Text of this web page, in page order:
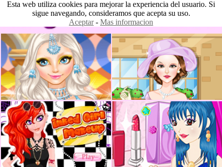
Esta web utiliza cookies para mejorar la experiencia del usuario. Si
sigue navegando, consideramos que acepta su uso.
Aceptar- Mas informacion